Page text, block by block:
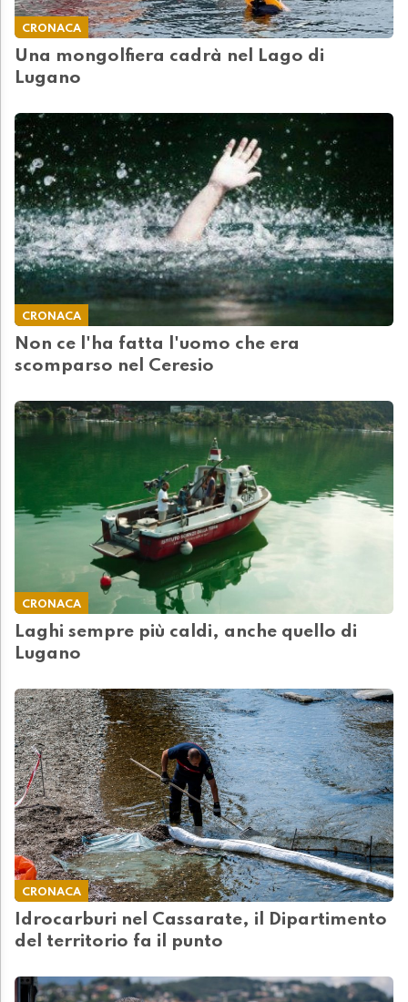
CRONACA
Una mongolfiera cadrà nel Lago di
Lugano
CRONACA
Non ce l'ha fatta l'uomo che era
scomparso nel Ceresio
CRONACA
Laghi sempre più caldi, anche quello di
Lugano
CRONACA
Idrocarburi nel Cassarate, il Dipartimento
del territorio fa il punto